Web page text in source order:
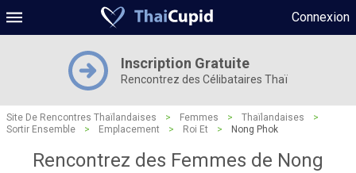
Connexion
Inscription Gratuite
Rencontrez des Célibataires Thaï
Site De Rencontres Thaïlandaises > Femmes > Thaïlandaises
>
Sortir Ensemble
> Emplacement > Roi Et > Nong Phok
Rencontrez des Femmes de Nong